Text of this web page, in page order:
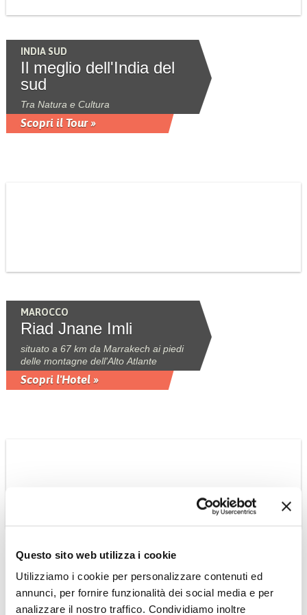
Questo sito web utilizza i cookie
Utilizziamo i cookie per personalizzare contenuti ed
annunci, per fornire funzionalità dei social media e per
analizzare il nostro traffico. Condividiamo inoltre
INDIA SUD
Il meglio dell'India del
sud
Tra Natura e Cultura
Scopri il Tour »
MAROCCO
Riad Jnane Imli
situato a 67 km da Marrakech ai piedi
delle montagne dell'Alto Atlante
Scopri l'Hotel »
CAMBOGIA
Tour Cambogia
Classica
Tour 6 notti in italiano collettivo a date